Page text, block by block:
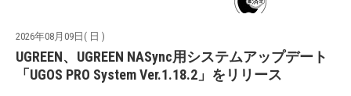
2026年08月09日( 日 )
UGREEN、UGREEN NASync用システムアップデート
「UGOS PRO System Ver.1.18.2」をリリース